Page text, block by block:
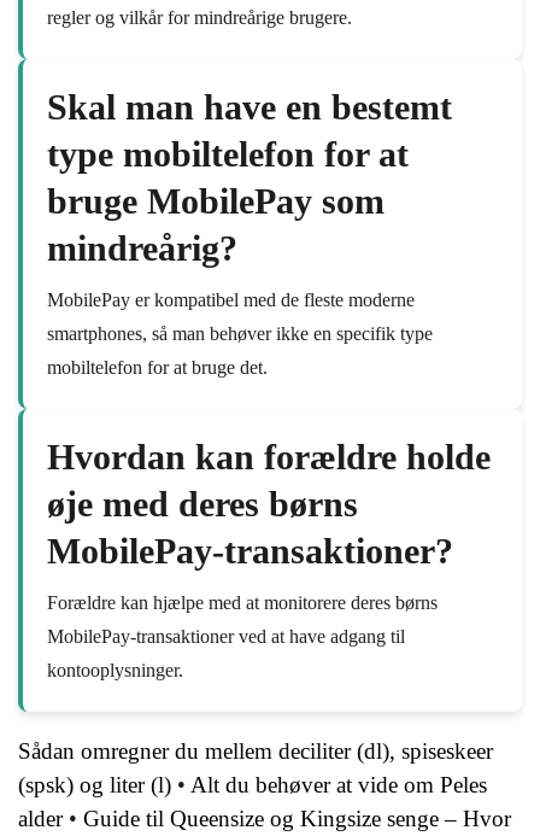
regler og vilkår for mindreårige brugere.
Skal man have en bestemt
type mobiltelefon for at
bruge MobilePay som
mindreårig?
MobilePay er kompatibel med de fleste moderne
smartphones, så man behøver ikke en specifik type
mobiltelefon for at bruge det.
Hvordan kan forældre holde
øje med deres børns
MobilePay-transaktioner?
Forældre kan hjælpe med at monitorere deres børns
MobilePay-transaktioner ved at have adgang til
kontooplysninger.
Sådan omregner du mellem deciliter (dl), spiseskeer
(spsk) og liter (l) • Alt du behøver at vide om Peles
alder• Guide til Queensize og Kingsize senge – Hvor